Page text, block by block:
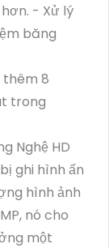
- Xử lý
băng
thêm 8
trong
Nghệ HD
ghi hình ấn
hình ảnh
nó cho
một